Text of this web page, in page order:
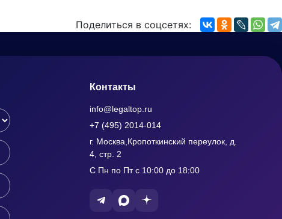
Поделиться в соцсетях:
Контакты
info@legaltop.ru
+7 (495) 2014-014
г. Москва,Кропоткинский переулок, д.
4, стр. 2
С Пн по Пт с 10:00 до 18:00